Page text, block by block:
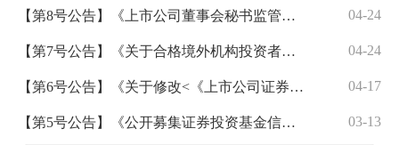
【第8号公告】《上市公司董事会秘书监管规则》 04-24
【第7号公告】《关于合格境外机构投资者和人民币合格境外机构投资者参与国债期货交易的公告》 04-24
【第6号公告】《关于修改<《上市公司证券发行注册管理办法》第九条、第十条、第十一条、第十三条、第四十条、第五十七条、第六十条有关规定的适用意见——证券期货法律适用意见第18号>的决定》 04-17
【第5号公告】《公开募集证券投资基金信息披露内容与格式准则第2号—定期报告的内容与格式》 03-13